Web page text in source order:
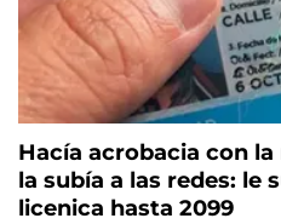
Hacía acrobacia con
la subía a las redes: le
licenica hasta 2099